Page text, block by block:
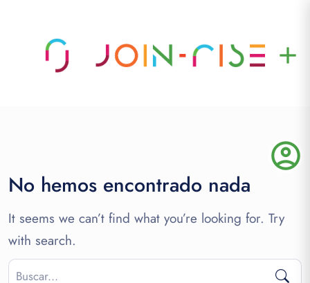
add
No hemos encontrado nada
It seems we can’t find what you’re looking for. Try
with search.
account_circle